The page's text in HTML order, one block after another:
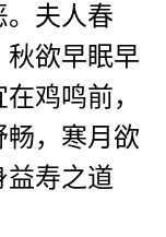
。夫人春
秋欲早眠早
鸡鸣前，
畅，寒月欲
益寿之道